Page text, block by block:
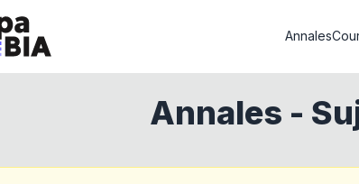
Annales
Annales -